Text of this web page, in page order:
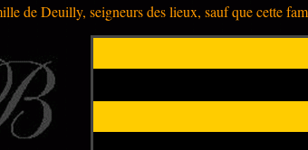
de Deuilly, seigneurs des lieux, sauf que cette